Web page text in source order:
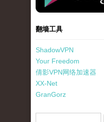
翻墙工具
ShadowVPN
Your Freedom
倩影VPN网络加速器
XX-Net
GranGorz